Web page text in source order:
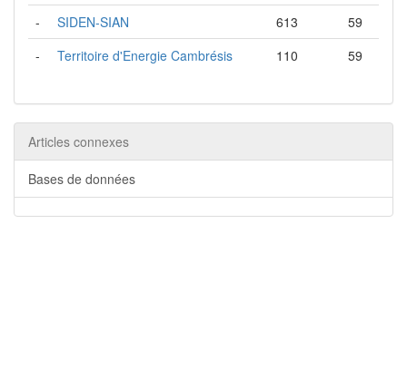
-
SIDEN-SIAN 613
59
-
Territoire d'Energie Cambrésis 110 59
Articles connexes
Bases de données